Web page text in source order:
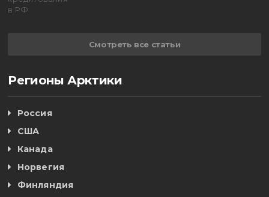
Смотреть все статьи
Регионы Арктики
Россия
США
Канада
Норвегия
Финляндия